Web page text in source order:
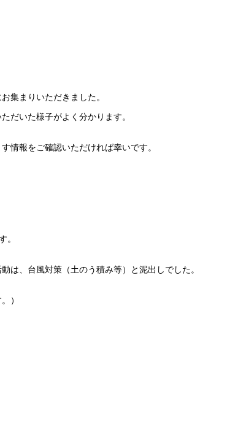
集まりいただきました。
だいた様子がよく分かります。
情報をご確認いただければ幸いです。
。
は、台風対策（土のう積み等）と泥出しでした。
）